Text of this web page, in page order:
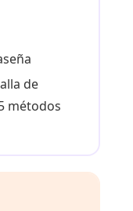
de
métodos